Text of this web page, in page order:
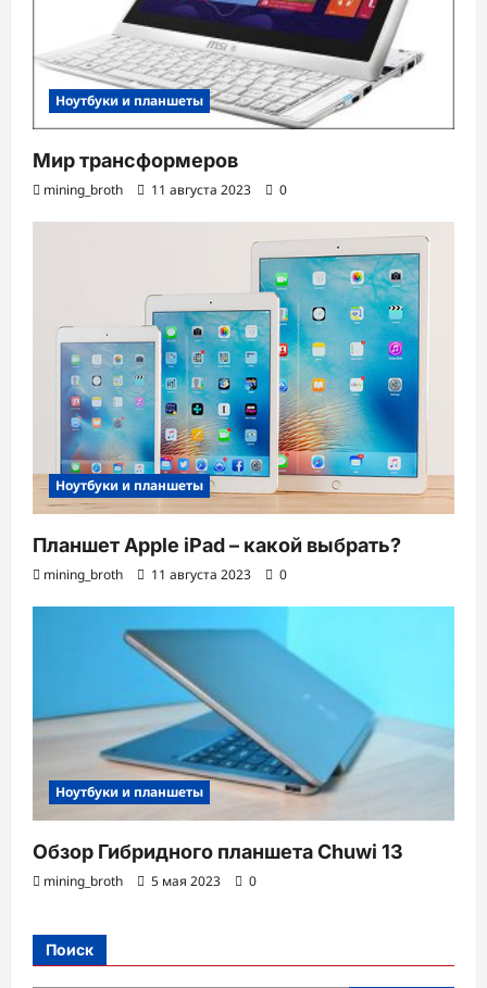
Ноутбуки и планшеты
Мир трансформеров
mining_broth 11 августа 2023 0
Ноутбуки и планшеты
Планшет Apple iPad – какой выбрать?
mining_broth 11 августа 2023 0
Ноутбуки и планшеты
Обзор Гибридного планшета Chuwi 13
mining_broth 5 мая 2023 0
Поиск